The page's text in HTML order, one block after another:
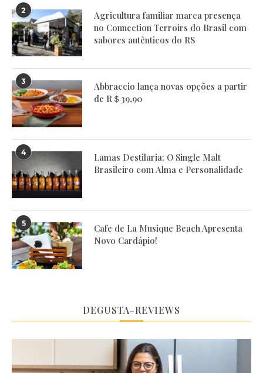
2
Agricultura familiar marca presença
no Connection Terroirs do Brasil com
sabores autênticos do RS
3
Abbraccio lança novas opções a partir
de R＄39,90
4
Lamas Destilaria: O Single Malt
Brasileiro com Alma e Personalidade
5
Cafe de La Musique Beach Apresenta
Novo Cardápio!
DEGUSTA-REVIEWS